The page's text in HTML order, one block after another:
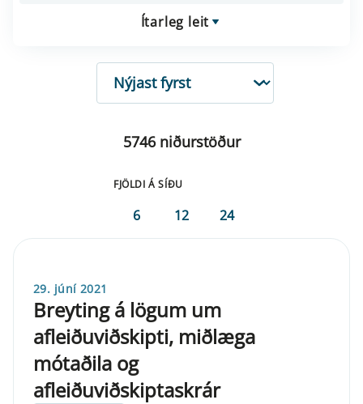
Ítarleg leit
RÖÐUN
5746 niðurstöður
FJÖLDI Á SÍÐU
6 12 24
29. júní 2021
Breyting á lögum um
afleiðuviðskipti, miðlæga
mótaðila og
afleiðuviðskiptaskrár